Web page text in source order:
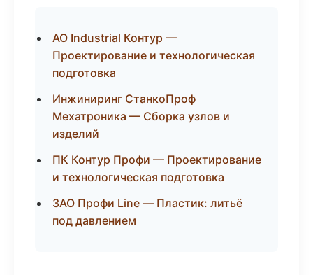
АО Industrial Контур —
Проектирование и технологическая
подготовка
Инжиниринг СтанкоПроф
Мехатроника — Сборка узлов и
изделий
ПК Контур Профи — Проектирование
и технологическая подготовка
ЗАО Профи Line — Пластик: литьё
под давлением